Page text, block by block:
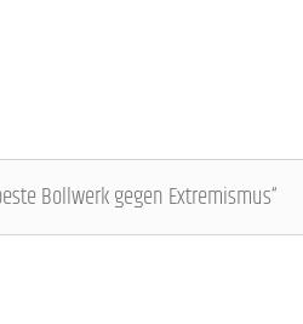
Bollwerk gegen Extremismus“